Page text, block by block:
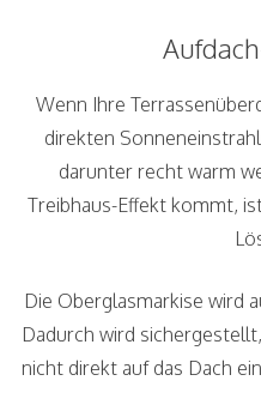
Wenn Ihre
direkten
darunter recht warm
Treibhaus-Effekt kommt,
Die Oberglasmarkise wird
Dadurch wird
nicht direkt auf das Dach